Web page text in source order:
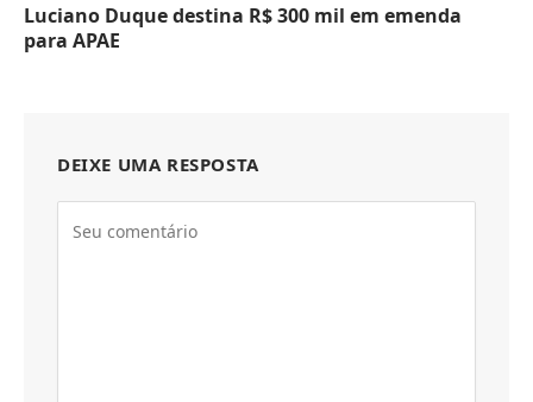
Luciano Duque destina R$ 300 mil em emenda
para APAE
DEIXE UMA RESPOSTA